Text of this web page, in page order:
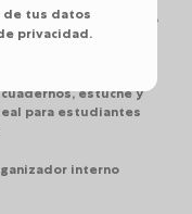
universitario Ometto
abrasión y ofrece
14 pulgadas,
y llavero con
estuche y
para estudiantes
interno
tus datos
privacidad.